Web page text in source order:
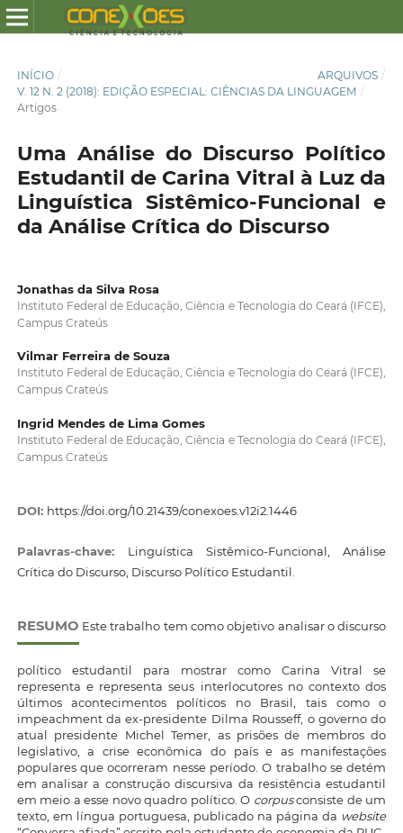
INÍCIO / ARQUIVOS /
V. 12 N. 2 (2018): EDIÇÃO ESPECIAL: CIÊNCIAS DA LINGUAGEM /
Artigos
Uma Análise do Discurso Político
Estudantil de Carina Vitral à Luz da
Linguística Sistêmico-Funcional e
da Análise Crítica do Discurso
Jonathas da Silva Rosa
Instituto Federal de Educação, Ciência e Tecnologia do Ceará (IFCE),
Campus Crateús
Vilmar Ferreira de Souza
Instituto Federal de Educação, Ciência e Tecnologia do Ceará (IFCE),
Campus Crateús
Ingrid Mendes de Lima Gomes
Instituto Federal de Educação, Ciência e Tecnologia do Ceará (IFCE),
Campus Crateús
DOI: https://doi.org/10.21439/conexoes.v12i2.1446
Palavras-chave: Linguística Sistêmico-Funcional, Análise
Crítica do Discurso, Discurso Político Estudantil.
RESUMO Este trabalho tem como objetivo analisar o discurso
político estudantil para mostrar como Carina Vitral se
representa e representa seus interlocutores no contexto dos
últimos acontecimentos políticos no Brasil, tais como o
impeachment da ex-presidente Dilma Rousseff, o governo do
atual presidente Michel Temer, as prisões de membros do
legislativo, a crise econômica do país e as manifestações
populares que ocorreram nesse período. O trabalho se detém
em analisar a construção discursiva da resistência estudantil
em meio a esse novo quadro político. O corpusconsiste de um
texto, em língua portuguesa, publicado na página da website